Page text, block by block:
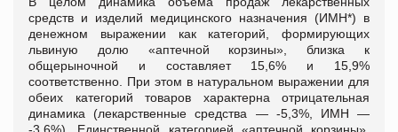
средств и изделий медицинского назначения (ИМН*) в
денежном выражении как категорий, формирующих
львиную долю «аптечной корзины», близка к
общерыночной и составляет 15,6% и 15,9%
соответственно. При этом в натуральном выражении для
обеих категорий товаров характерна отрицательная
динамика (лекарственные средства — -5,3%, ИМН —
-3,6%). Единственной категорией «аптечной корзины»,